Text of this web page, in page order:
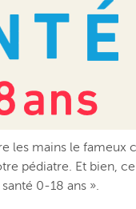
les mains le
pédiatre. Et bien,
0-18 ans ».